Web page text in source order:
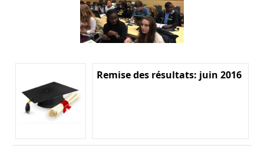
Remise des résultats: juin 2016